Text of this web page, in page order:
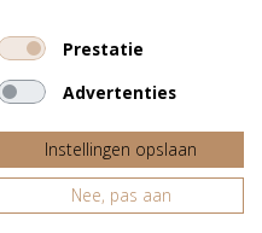
Fastware
Prestatie
Advertenties
Instellingen opslaan
Nee, pas aan